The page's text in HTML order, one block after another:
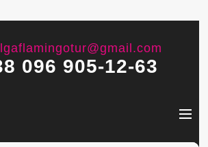
096 905-12-63